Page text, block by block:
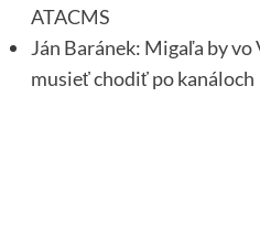
ATACMS
Ján Baránek: Migaľa by vo
musieť chodiť po kanáloch